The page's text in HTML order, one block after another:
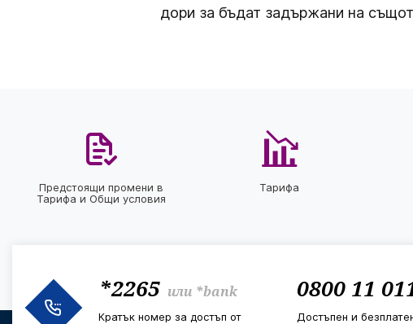
дори за бъдат задържани на
Предстоящи промени в
Тарифа и Общи условия
Тарифа
*2265 или *bank
Кратък номер за достъп от
0800 11
Достъпен и